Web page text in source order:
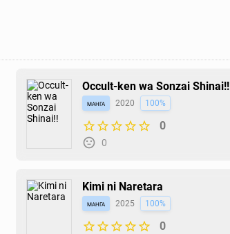
Occult-ken wa Sonzai Shinai!!
манга 2020 100%
0
0
Kimi ni Naretara
манга 2025 100%
0